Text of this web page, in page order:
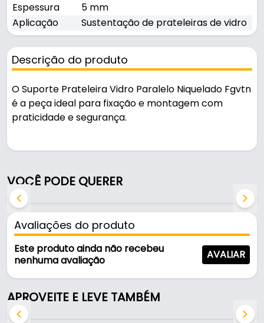
Espessura
5 mm
Aplicação
Sustentação de prateleiras de vidro
Descrição do produto
O Suporte Prateleira Vidro Paralelo Niquelado Fgvtn
é a peça ideal para fixação e montagem com
praticidade e segurança.
prateleiras.
Características:
- Marca: Fgvtn
- Modelo: Suporte Prateleira para Vidro
- Comprimento: 17 mm
- Espessura: 5 mm
Indicado para:
- Sustentação de prateleiras de vidro
VOCÊ PODE QUERER
Avaliações do produto
Este produto ainda não recebeu
nenhuma avaliação
AVALIAR
APROVEITE E LEVE TAMBÉM